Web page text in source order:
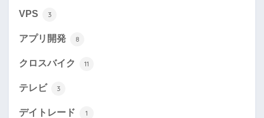
VPS 3
アプリ開発 8
クロスバイク 11
テレビ 3
デイトレード 1